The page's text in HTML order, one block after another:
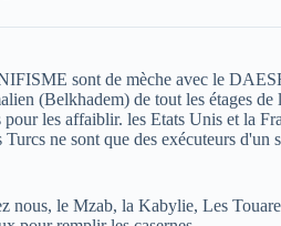
sont de mèche avec le
(Belkhadem) de tout les étages
les affaiblir. les Etats Unis et la
Turcs ne sont que des exécuteurs d'un
nous, le Mzab, la Kabylie, Les